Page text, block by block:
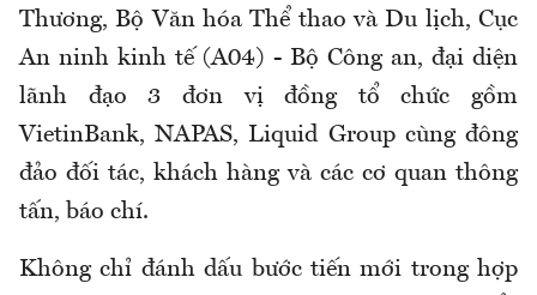
Thương, Bộ Văn hóa Thể thao và Du lịch, Cục
An ninh kinh tế (A04) - Bộ Công an, đại diện
lãnh đạo 3 đơn vị đồng tổ chức gồm
VietinBank, NAPAS, Liquid Group cùng đông
đảo đối tác, khách hàng và các cơ quan thông
tấn, báo chí.
Không chỉ đánh dấu bước tiến mới trong hợp